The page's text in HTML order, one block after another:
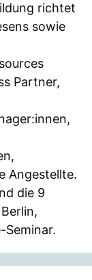
richtet
sowie
Partner,
Angestellte.
die 9
Seminar.